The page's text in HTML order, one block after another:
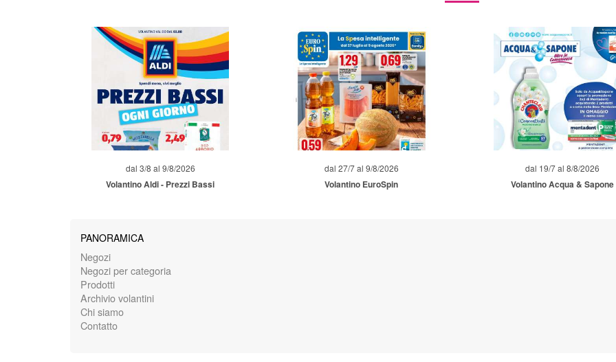
dal 3/8 al 9/8/2026
Volantino Aldi - Prezzi Bassi
dal 27/7 al 9/8/2026
Volantino EuroSpin
dal 19/7 al 8/8/2026
Volantino Acqua & Sapone
PANORAMICA
Negozi
Negozi per categoria
Prodotti
Archivio volantini
Chi siamo
Contatto